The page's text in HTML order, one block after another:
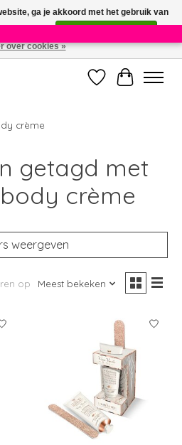
×
Parfumerie Marie Rose
Verlanglijst
crème
getagd met
crème
weergeven
op Meest bekeken
ga je akkoord met het gebruik van
over cookies »